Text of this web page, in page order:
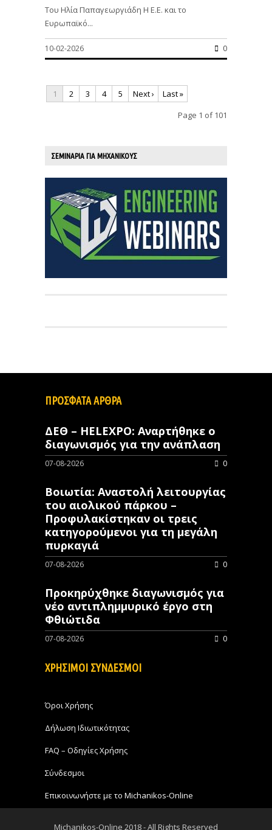
Του Ηλία Παπαγεωργιάδη Η Ε.Ε. και το
Ευρωπαϊκό...
10-02-2026 0
1 2 3 4 5 Next ›
Last »
Page 1 of 101
ΣΕΜΙΝΑΡΙΑ ΓΙΑ ΜΗΧΑΝΙΚΟΥΣ
ΠΡΟΣΦΑΤΑ ΑΡΘΡΑ
ΔΕΘ – HELEXPO: Αναρτήθηκε ο
διαγωνισμός για την ανάπλαση
07-08-2026 0
Βοιωτία: Αναστολή λειτουργίας
του αιολικού πάρκου –
Προφυλακίστηκαν οι τρεις
κατηγορούμενοι για τη μεγάλη
πυρκαγιά
07-08-2026 0
Προκηρύχθηκε διαγωνισμός για
νέo αντιπλημμυρικό έργο στη
Φθιώτιδα
07-08-2026 0
ΧΡΗΣΙΜΟΙ ΣΥΝΔΕΣΜΟΙ
Όροι Χρήσης
Δήλωση Ιδιωτικότητας
FAQ – Οδηγίες Χρήσης
Σύνδεσμοι
Επικοινωνήστε με το Michanikos-Online
Michanikos-Online 2018 - All Rights Reserved